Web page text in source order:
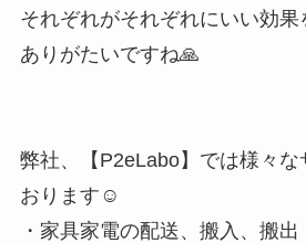
それぞれがそれぞれにいい効果
ありがたいですね🙏
弊社、【P2eLabo】では様々な
おります☺
・家具家電の配送、搬入、搬出